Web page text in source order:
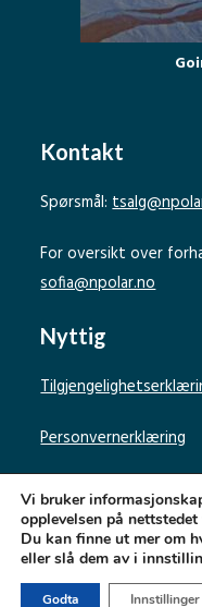
Kontakt
Spørsmål:
For oversikt over
sofia@npolar.no
Nyttig
Personvernerklæring
Vi bruker
opplevelsen på
Du kan finne ut mer om
eller slå dem av i
Godta Innstillinger